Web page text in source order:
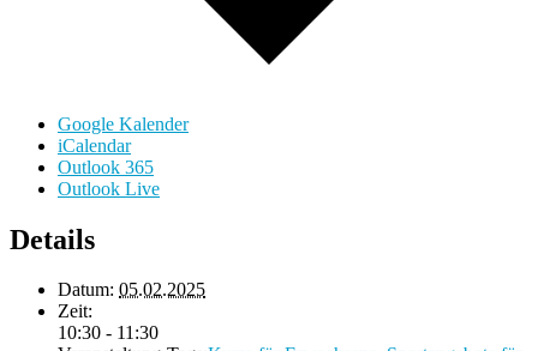
Google Kalender
iCalendar
Outlook 365
Outlook Live
Details
Datum: 05.02.2025
Zeit:
10:30 - 11:30